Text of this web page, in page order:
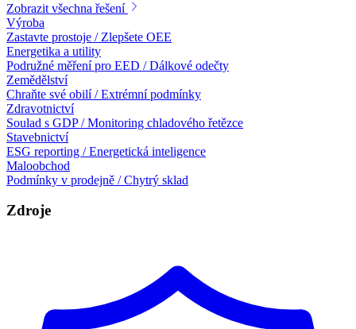
Zobrazit všechna řešení
Výroba
Zastavte prostoje / Zlepšete OEE
Energetika a utility
Podružné měření pro EED / Dálkové odečty
Zemědělství
Chraňte své obilí / Extrémní podmínky
Zdravotnictví
Soulad s GDP / Monitoring chladového řetězce
Stavebnictví
ESG reporting / Energetická inteligence
Maloobchod
Podmínky v prodejně / Chytrý sklad
Zdroje